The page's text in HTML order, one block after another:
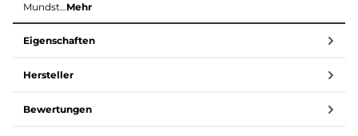
Mundst…Mehr
Eigenschaften
Hersteller
Bewertungen